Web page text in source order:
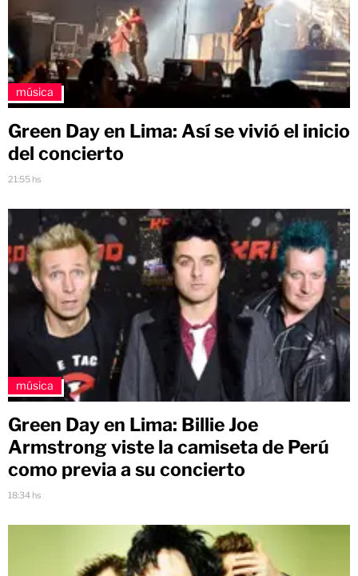
música
Green Day en Lima: Así se vivió el inicio
del concierto
21:55 hs
música
Green Day en Lima: Billie Joe
Armstrong viste la camiseta de Perú
como previa a su concierto
18:34 hs